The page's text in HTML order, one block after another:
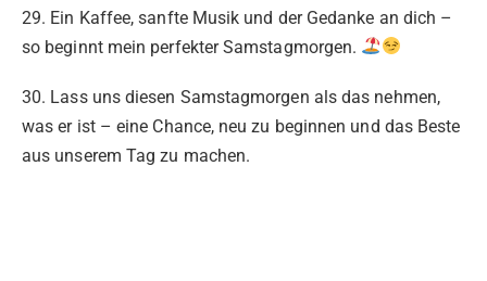
29. Ein Kaffee, sanfte Musik und der Gedanke an dich –
so beginnt mein perfekter Samstagmorgen.
30. Lass uns diesen Samstagmorgen als das nehmen,
was er ist – eine Chance, neu zu beginnen und das Beste
aus unserem Tag zu machen.